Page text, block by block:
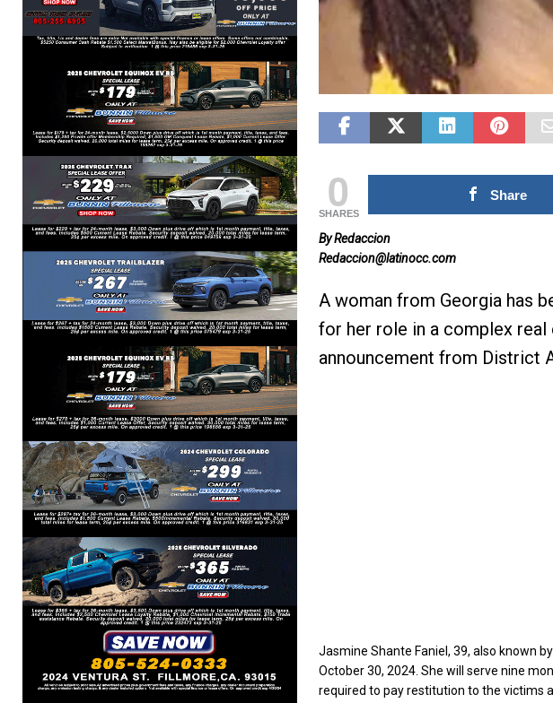
0
SHARES
Share
By Redaccion
Redaccion@latinocc.com
A woman from Georgia has
for her role in a complex
announcement from District
Jasmine Shante Faniel, 39, also known
October 30, 2024. She will serve nine
required to pay restitution to the victims